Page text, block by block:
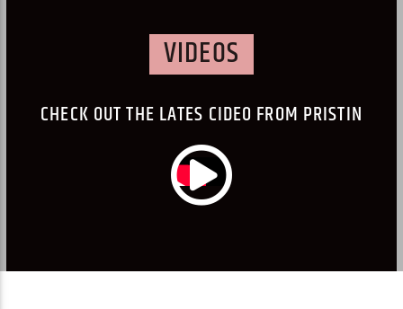
VIDEOS
CHECK OUT THE LATES CIDEO FROM PRISTIN